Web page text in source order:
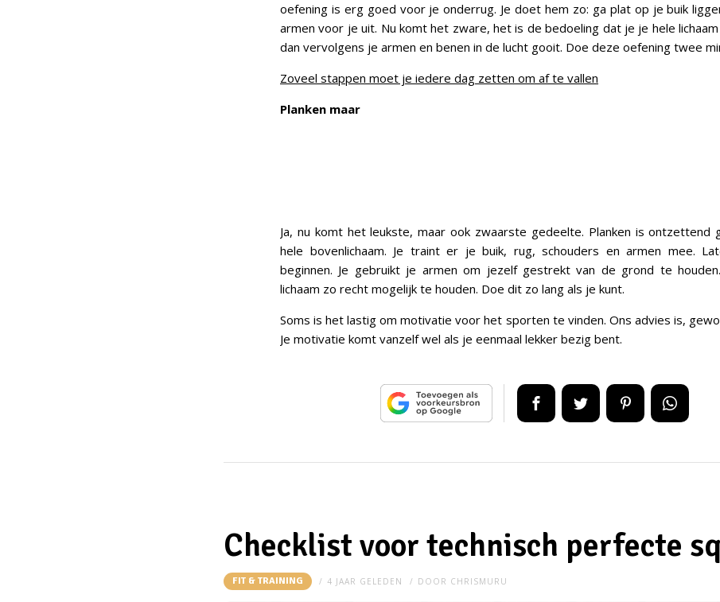
oefening is erg goed voor je onderrug. Je doet hem zo: ga plat op je buik
armen voor je uit. Nu komt het zware, het is de bedoeling dat je je hele
dan vervolgens je armen en benen in de lucht gooit. Doe deze oefening twee
Zoveel stappen moet je iedere dag zetten om af te vallen
Planken maar
Ja, nu komt het leukste, maar ook zwaarste gedeelte. Planken is ontzettend
hele bovenlichaam. Je traint er je buik, rug, schouders en armen mee.
beginnen. Je gebruikt je armen om jezelf gestrekt van de grond te
lichaam zo recht mogelijk te houden. Doe dit zo lang als je kunt.
Soms is het lastig om motivatie voor het sporten te vinden. Ons advies is,
Je motivatie komt vanzelf wel als je eenmaal lekker bezig bent.
Checklist voor technisch perfecte
FIT & TRAINING 4 JAAR GELEDEN DOOR CHRISMURU